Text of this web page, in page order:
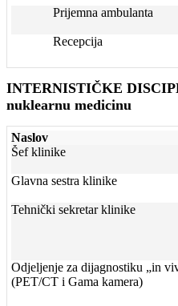
Prijemna ambulanta
Recepcija
INTERNISTIČKE
nuklearnu medicinu
Naslov
Šef klinike
Glavna sestra klinike
Tehnički sekretar klinike
Odjeljenje za dijagnostiku „in
(PET/CT i Gama kamera)